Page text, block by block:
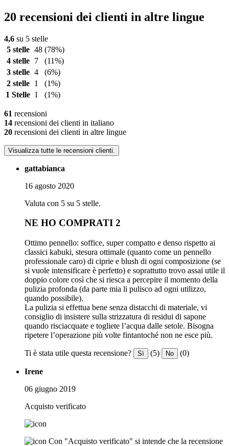
20 recensioni dei clienti in altre lingue
4,6 su 5 stelle
5 stelle 48 (78%)
4 stelle
7
(11%)
3 stelle 4
(6%)
2 stelle
1
(1%)
1 Stelle 1 (1%)
61 recensioni
14 recensioni dei clienti in italiano
20 recensioni dei clienti in altre lingue
Visualizza tutte le recensioni clienti.
gattabianca
16 agosto 2020
Valuta con 5 su 5 stelle.
NE HO COMPRATI 2
Ottimo pennello: soffice, super compatto e denso rispetto ai
classici kabuki, stesura ottimale (quanto come un pennello
professionale caro) di ciprie e blush di ogni composizione (se
si vuole intensificare è perfetto) e soprattutto trovo assai utile il
doppio colore così che si riesca a percepire il momento della
pulizia profonda (da parte mia li pulisco ad ogni utilizzo,
quando possibile).
La pulizia si effettua bene senza distacchi di materiale, vi
consiglio di insistere sulla strizzatura di residui di sapone
quando risciacquate e togliete l’acqua dalle setole. Bisogna
ripetere l’operazione più volte fintantoché non ne esce più.
Ti è stata utile questa recensione? Sì (5) No (0)
Irene
06 giugno 2019
Acquisto verificato
Con "Acquisto verificato" si intende che la recensione